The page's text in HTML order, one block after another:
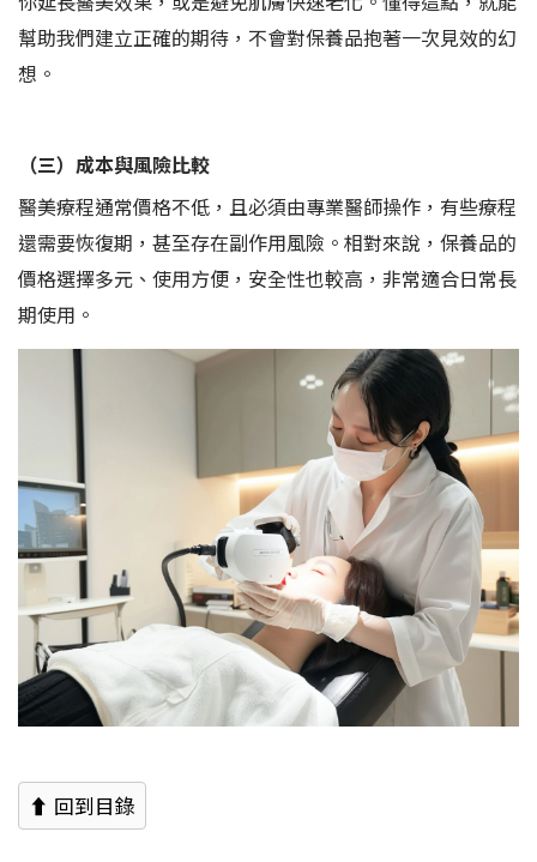
幫助我們建立正確的期待，不會對保養品抱著一次見效的幻
想。
（三）成本與風險比較
醫美療程通常價格不低，且必須由專業醫師操作，有些療程
還需要恢復期，甚至存在副作用風險。相對來說，保養品的
價格選擇多元、使用方便，安全性也較高，非常適合日常長
期使用。
⬆ 回到目錄